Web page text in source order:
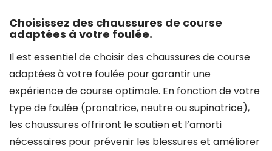
Choisissez des chaussures de course
adaptées à votre foulée.
Il est essentiel de choisir des chaussures de course
adaptées à votre foulée pour garantir une
expérience de course optimale. En fonction de votre
type de foulée (pronatrice, neutre ou supinatrice),
les chaussures offriront le soutien et l’amorti
nécessaires pour prévenir les blessures et améliorer